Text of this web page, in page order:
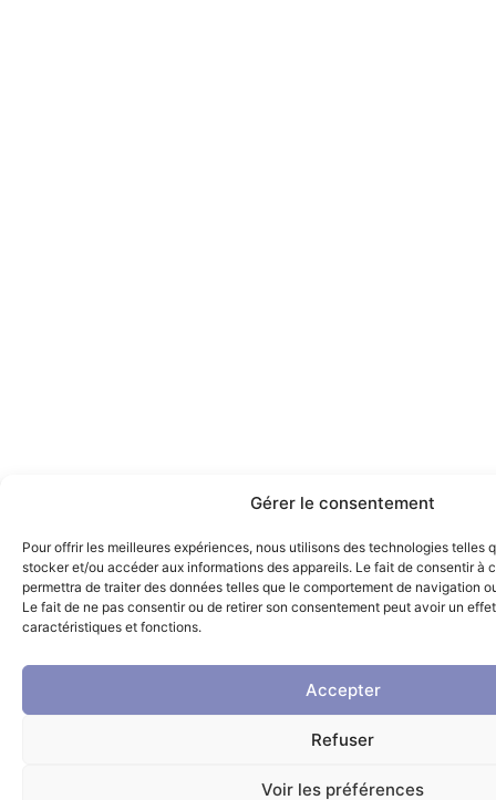
Gérer le consentement
Pour offrir les meilleures expériences, nous utilisons des technologies telles
stocker et/ou accéder aux informations des appareils. Le fait de consentir à
permettra de traiter des données telles que le comportement de navigation
Le fait de ne pas consentir ou de retirer son consentement peut avoir un
caractéristiques et fonctions.
Accepter
Refuser
Voir les préférences